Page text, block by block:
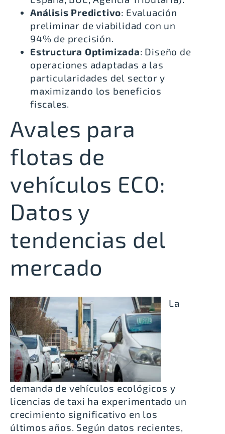
Análisis Predictivo: Evaluación
preliminar de viabilidad con un
94% de precisión.
Estructura Optimizada: Diseño de
operaciones adaptadas a las
particularidades del sector y
maximizando los beneficios
fiscales.
Avales para
flotas de
vehículos ECO:
Datos y
tendencias del
mercado
La
demanda de vehículos ecológicos y
licencias de taxi ha experimentado un
crecimiento significativo en los
últimos años. Según datos recientes,